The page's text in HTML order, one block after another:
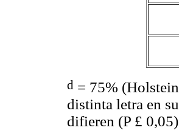
d = 75%
distinta letra en
difieren (P £